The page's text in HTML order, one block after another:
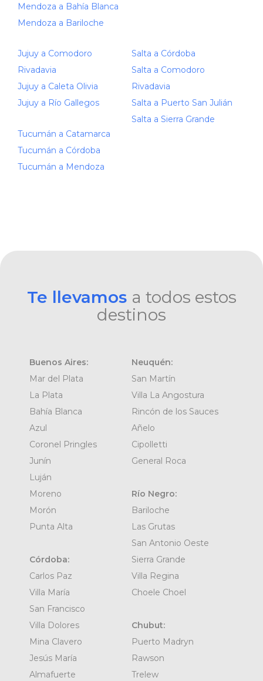
Mendoza a Bahía Blanca
Mendoza a Bariloche
Jujuy a Comodoro
Rivadavia
Jujuy a Caleta Olivia
Jujuy a Río Gallegos
Tucumán a Catamarca
Tucumán a Córdoba
Tucumán a Mendoza
Salta a Córdoba
Salta a Comodoro
Rivadavia
Salta a Puerto San Julián
Salta a Sierra Grande
Te llevamos a todos estos
destinos
Buenos Aires:
Mar del Plata
La Plata
Bahía Blanca
Azul
Coronel Pringles
Junín
Luján
Moreno
Morón
Punta Alta
Córdoba:
Carlos Paz
Villa María
San Francisco
Villa Dolores
Mina Clavero
Jesús María
Almafuerte
Neuquén:
San Martín
Villa La Angostura
Rincón de los Sauces
Añelo
Cipolletti
General Roca
Río Negro:
Bariloche
Las Grutas
San Antonio Oeste
Sierra Grande
Villa Regina
Choele Choel
Chubut:
Puerto Madryn
Rawson
Trelew